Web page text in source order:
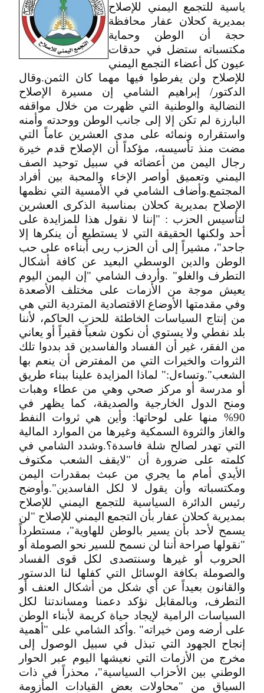
ياسية للتجمع اليمني للإصلاح
بمديرية كحلان عفار محافظة
حجة أن الوطن وحماية
مكتسباته ستضل في حدقات
عيون كل أعضاء التجمع اليمني
للإصلاح ولن يفرطوا فيها مهما كان الثمن.وقال
الدكتور/ إبراهيم الشامي إن مسيرة الإصلاح
النضالية والوطنية التي ظهرت من خلال مواقفه
البارزة لم تكن إلا إلى جانب الوطن ووحدته وأمنه
واستقراره ونمائه على مدى العشرين عاماً التي
مضت منذ تأسيسه، مؤكداً أن الإصلاح قدم خيرة
رجال اليمن من أعضائه في سبيل توحيد الصف
اليمني وتعميق أواصر الإخاء والمحبة بين أفراد
المجتمع.وأضاف الشامي في الأمسية التي نظمها
الإصلاح بمديرية كحلان بمناسبة الذكرى العشرين
لتأسيس الحزب : "إننا لا نقول هذا للمزايدة على
أحد ولكنها الحقيقة التي لا يستطيع أن ينكرها إلا
جاحد"، مشيراً إلى أن الحزب ربى أبناءه على حب
الوطن والدين الوسطي البعيد عن كافة أشكال
التطرف والغلو" .وأردف الشامي "إن اليمن اليوم
يعيش موجة من الأزمات على مختلف الأصعدة
وفي مقدمتها الأوضاع الاقتصادية المتردية التي هي
من إنتاج السياسات الخاطئة للحزب الحاكم، لأننا
بلد نفطي ولا يستوي أن نكون شعباً فقيراً أو يعاني
من الفقر، غير أن الفساد والفاسدين قد بددوا تلك
الثروات والخيرات التي من المفترض أن ينعم بها
الشعب".وتساءل:" لماذا المزايدة علينا ببناء طريق
أو مدرسة أو مركز صحي وهي من عطاء وهبات
ومنح الدول الخارجية والصديقة، كما يظهر في
90% منها على لوحاتها: وأين هي ثروات النفط
والغاز والثروة السمكية وغيرها من الموارد المالية
التي تهدر لصالح شلة فاسدة؟.وشدد الشامي في
كلمته على ضرورة أن "لايقف الشعب مكتوف
الأيدي أمام ما يجري من عبث بمقدرات اليمن
ومكتسباته وأن يقول لا لكل الفاسدين".وأوضح
رئيس الدائرة السياسية للتجمع اليمني للإصلاح
بمديرية كحلان عفار بأن التجمع اليمني للإصلاح "لن
يسمح لأحد بأن يسير بالوطن للهاوية"، مستطرداً
"نقولها صراحة أننا لن نسمح للسير نحو الصوملة أو
الحروب أو غيرها وسنتصدى لكل قوى الفساد
والصوملة بكافة الوسائل التي كفلها لنا الدستور
والقانون بعيداً عن أي شكل من أشكال العنف أو
التطرف، وبالمقابل نؤكد دعمنا ومساندتنا لكل
السياسات الرامية لإيجاد حياة كريمة لأبناء الوطن
على أرضه ومن خيراته" .وأكد الشامي على "أهمية
إنجاح الجهود التي تبذل في سبيل الوصول إلى
مخرج من الأزمات التي نعيشها اليوم عبر الحوار
الوطني بين الأحزاب السياسية"، محذراً في ذات
السياق من "محاولات بعض القيادات المأزومة